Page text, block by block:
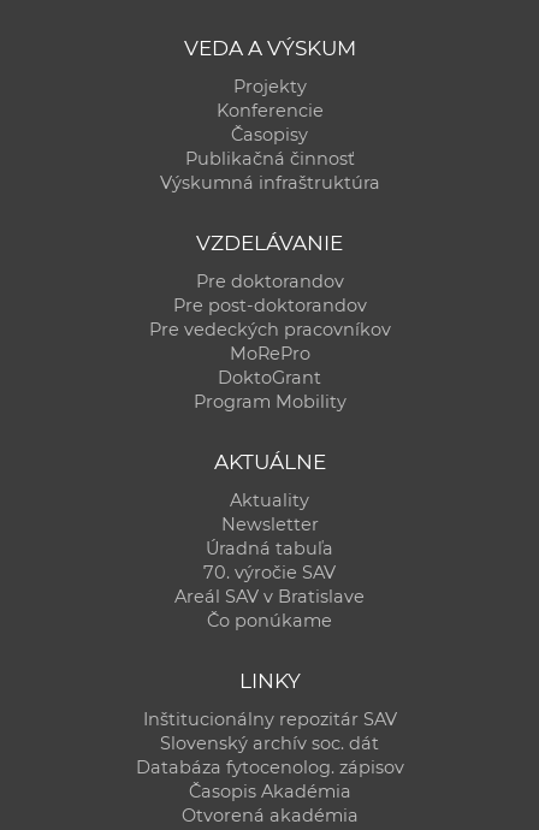
VEDA A VÝSKUM
Projekty
Konferencie
Časopisy
Publikačná činnosť
Výskumná infraštruktúra
VZDELÁVANIE
Pre doktorandov
Pre post-doktorandov
Pre vedeckých pracovníkov
MoRePro
DoktoGrant
Program Mobility
AKTUÁLNE
Aktuality
Newsletter
Úradná tabuľa
70. výročie SAV
Areál SAV v Bratislave
Čo ponúkame
LINKY
Inštitucionálny repozitár SAV
Slovenský archív soc. dát
Databáza fytocenolog. zápisov
Časopis Akadémia
Otvorená akadémia